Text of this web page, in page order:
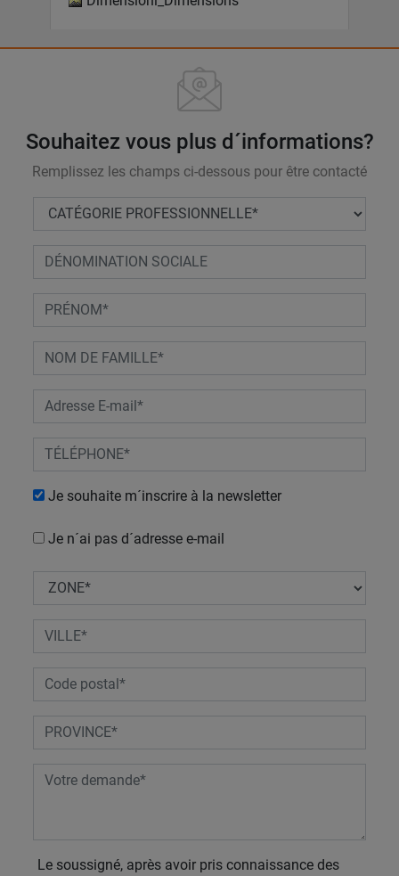
Souhaitez vous plus d´informations?
Remplissez les champs ci-dessous pour être contacté
Je souhaite m´inscrire à la newsletter
Je n´ai pas d´adresse e-mail
Le soussigné, après avoir pris connaissance des